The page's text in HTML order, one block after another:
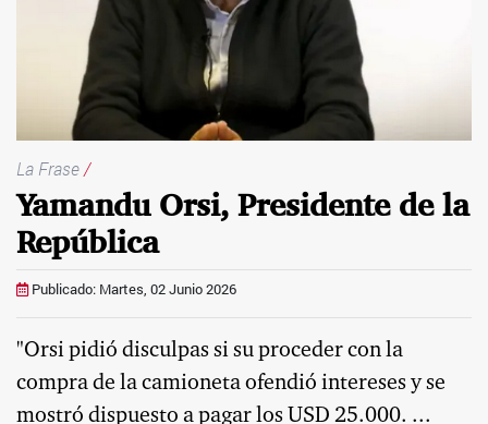
La Frase/
Yamandu Orsi, Presidente de la
República
Publicado: Martes, 02 Junio 2026
"Orsi pidió disculpas si su proceder con la
compra de la camioneta ofendió intereses y se
mostró dispuesto a pagar los USD 25.000. ...